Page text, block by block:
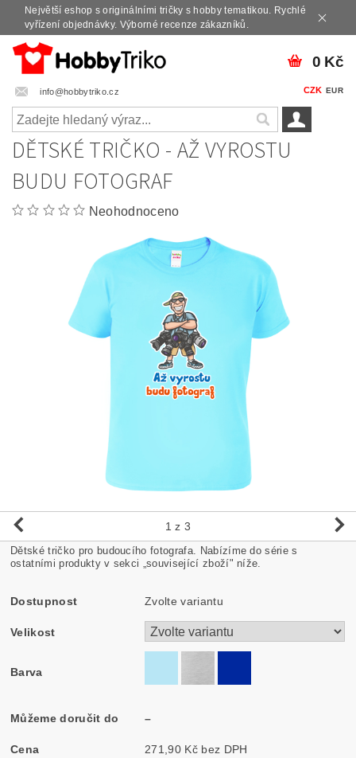
Největší eshop s originálními tričky s hobby tematikou. Rychlé
vyřízení objednávky. Výborné recenze zákazníků.
info@hobbytriko.cz CZK EUR
0 Kč
DĚTSKÉ TRIČKO - AŽ VYROSTU
BUDU FOTOGRAF
Neohodnoceno
1 z 3
Dětské tričko pro budoucího fotografa. Nabízíme do série s
ostatními produkty v sekci „související zboží" níže.
Dostupnost Zvolte variantu
Velikost
Barva
Můžeme doručit do –
Cena 271,90 Kč bez DPH